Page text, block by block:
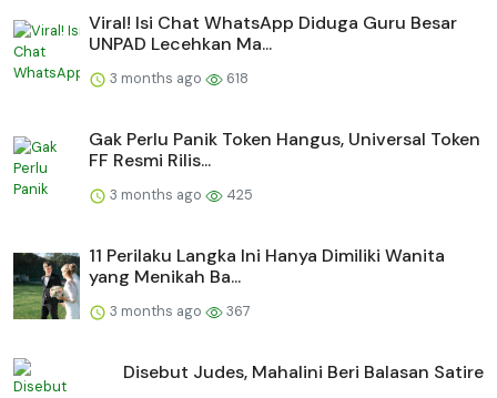
Viral! Isi Chat WhatsApp Diduga Guru Besar
UNPAD Lecehkan Ma...
3 months ago 618
Gak Perlu Panik Token Hangus, Universal Token
FF Resmi Rilis...
3 months ago 425
11 Perilaku Langka Ini Hanya Dimiliki Wanita
yang Menikah Ba...
3 months ago 367
Disebut Judes, Mahalini Beri Balasan Satire